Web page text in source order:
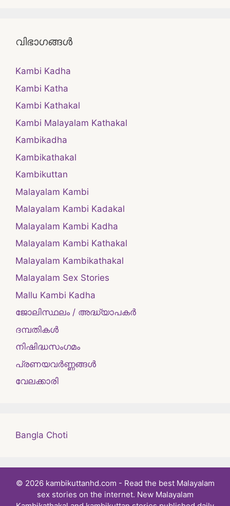
വിഭാഗങ്ങൾ
Kambi Kadha
Kambi Katha
Kambi Kathakal
Kambi Malayalam Kathakal
Kambikadha
Kambikathakal
Kambikuttan
Malayalam Kambi
Malayalam Kambi Kadakal
Malayalam Kambi Kadha
Malayalam Kambi Kathakal
Malayalam Kambikathakal
Malayalam Sex Stories
Mallu Kambi Kadha
ജോലിസ്ഥലം / അദ്ധ്യാപകർ
ദമ്പതികള്‍
നിഷിദ്ധസംഗമം
പ്രണയവർണ്ണങ്ങൾ
വേലക്കാരി
Bangla Choti
© 2026 kambikuttanhd.com - Read the best Malayalam
sex stories on the internet. New Malayalam